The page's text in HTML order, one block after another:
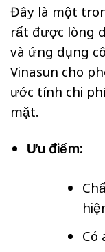
Đây là một
rất được lòng
và ứng dụng
Vinasun cho
ước tính chi
mặt.
Ưu điểm:
Có